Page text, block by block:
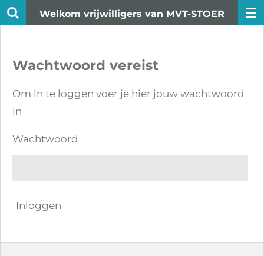
Ga
de
Welkom vrijwilligers van MVT-STOER
Wachtwoord vereist
Om in te loggen voer je hier jouw wachtwoord
in
Wachtwoord
Inloggen